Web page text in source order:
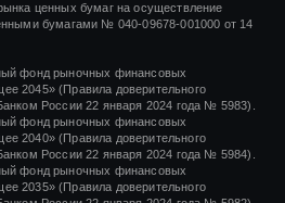
ценных бумаг на осуществление
бумагами № 040-09678-001000 от 14
фонд рыночных финансовых
2045» (Правила доверительного
России 22 января 2024 года № 5983).
фонд рыночных финансовых
2040» (Правила доверительного
России 22 января 2024 года № 5984).
фонд рыночных финансовых
2035» (Правила доверительного